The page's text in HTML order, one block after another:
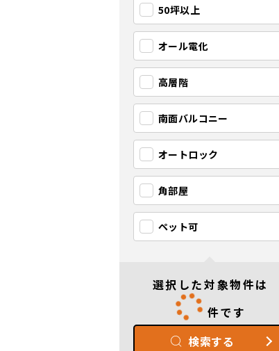
50坪以上
オール電化
高層階
南面バルコニー
オートロック
角部屋
ペット可
選択した対象物件は
件です
検索する